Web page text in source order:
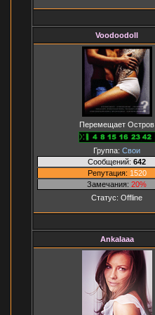
Voodoodoll
Перемещает Остров
Группа: Свои
Сообщений: 642
Репутация: 1520
Замечания: 20%
Статус: Offline
AnkaIaaa